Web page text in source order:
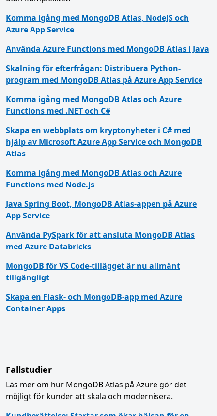
Komma igång med MongoDB Atlas, NodeJS och
Azure App Service
Använda Azure Functions med MongoDB Atlas i Java
Skalning för efterfrågan: Distribuera Python-
program med MongoDB Atlas på Azure App Service
Komma igång med MongoDB Atlas och Azure
Functions med .NET och C#
Skapa en webbplats om kryptonyheter i C# med
hjälp av Microsoft Azure App Service och MongoDB
Atlas
Komma igång med MongoDB Atlas och Azure
Functions med Node.js
Java Spring Boot, MongoDB Atlas-appen på Azure
App Service
Använda PySpark för att ansluta MongoDB Atlas
med Azure Databricks
MongoDB för VS Code-tillägget är nu allmänt
tillgängligt
Skapa en Flask- och MongoDB-app med Azure
Container Apps
Fallstudier
Läs mer om hur MongoDB Atlas på Azure gör det
möjligt för kunder att skala och modernisera.